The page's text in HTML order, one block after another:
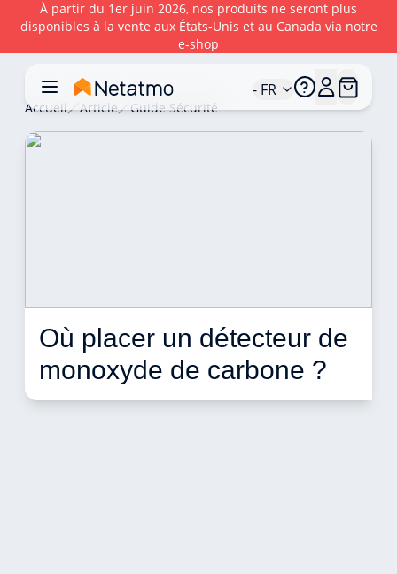
À partir du 1er juin 2026, nos produits ne seront plus
disponibles à la vente aux États‑Unis et au Canada via notre
e‑shop
- FR
Accueil Article Guide Sécurité
Où placer un détecteur de
monoxyde de carbone ?